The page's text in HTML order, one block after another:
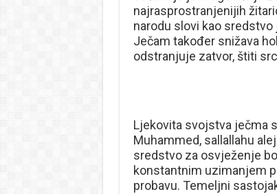
najrasprostranjenijih
narodu slovi kao sredstvo
Ječam također snižava
odstranjuje zatvor, štiti
Ljekovita svojstva ječma
Muhammed, sallallahu
sredstvo za osvježenje
konstantnim uzimanjem
probavu. Temeljni